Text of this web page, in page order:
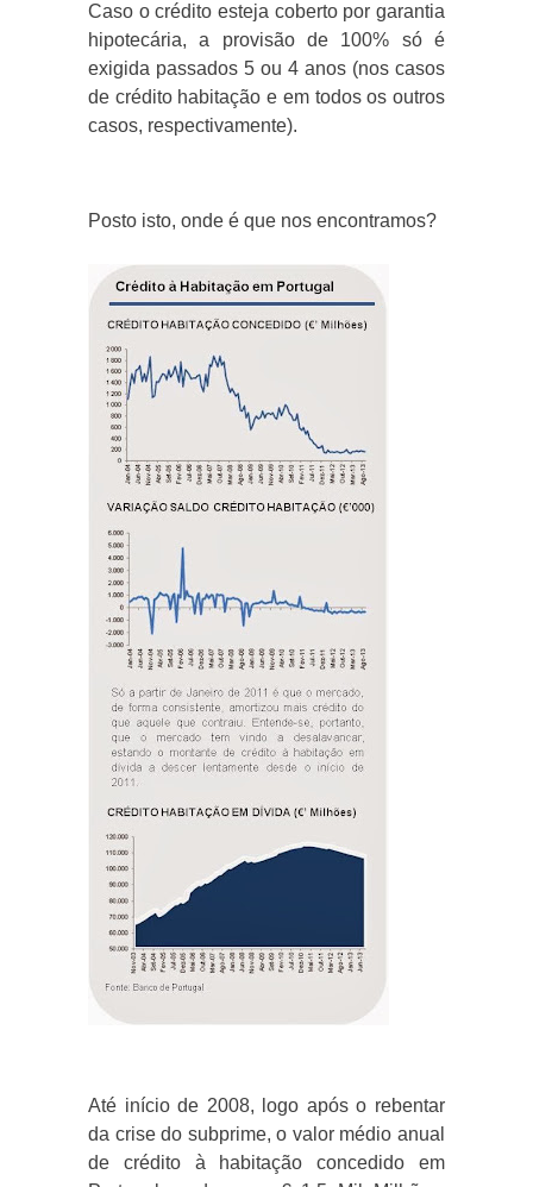
Caso o crédito esteja coberto por garantia
hipotecária, a provisão de 100% só é
exigida passados 5 ou 4 anos (nos casos
de crédito habitação e em todos os outros
casos, respectivamente).
Posto isto, onde é que nos encontramos?
Até início de 2008, logo após o rebentar
da crise do subprime, o valor médio anual
de crédito à habitação concedido em